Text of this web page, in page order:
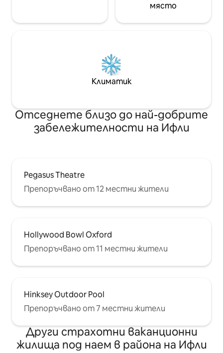
място
Климатик
Отседнете близо до най-добрите
забележителности на Ифли
Pegasus Theatre
Препоръчвано от 12 местни жители
Hollywood Bowl Oxford
Препоръчвано от 11 местни жители
Hinksey Outdoor Pool
Препоръчвано от 7 местни жители
Други страхотни ваканционни
жилища под наем в района на Ифли